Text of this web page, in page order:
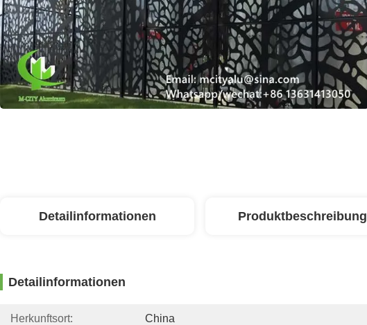
Detailinformationen Produktbeschreibung
Detailinformationen
Herkunftsort: China